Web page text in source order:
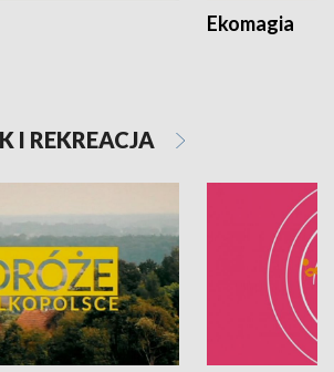
Ekomagia
I REKREACJA